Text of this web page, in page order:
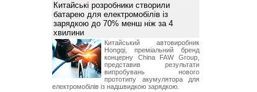
Китайські розробники створили
батарею для електромобілів із
зарядкою до 70% менш ніж за 4
хвилини
Китайський автовиробник
Hongqi, преміальний бренд
концерну China FAW Group,
представив результати
випробувань нового
прототипу акумулятора для
електромобілів із надшвидкою зарядкою.